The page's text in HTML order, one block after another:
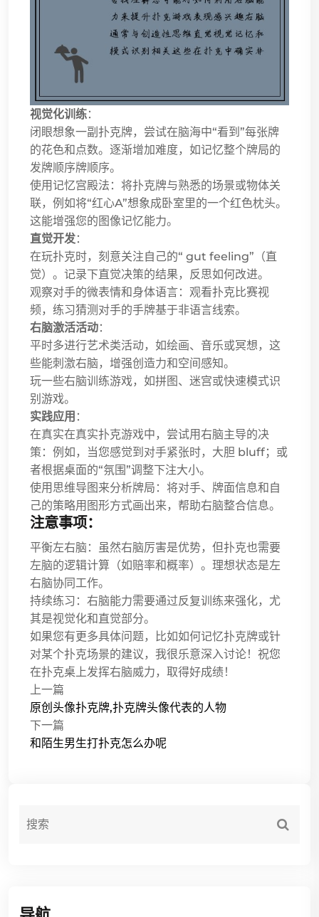
视觉化训练：
闭眼想象一副扑克牌，尝试在脑海中“看到”每张牌
的花色和点数。逐渐增加难度，如记忆整个牌局的
发牌顺序牌顺序。
使用记忆宫殿法：将扑克牌与熟悉的场景或物体关
联，例如将“红心A”想象成卧室里的一个红色枕头。
这能增强您的图像记忆能力。
直觉开发：
在玩扑克时，刻意关注自己的“ gut feeling”（直
觉）。记录下直觉决策的结果，反思如何改进。
观察对手的微表情和身体语言：观看扑克比赛视
频，练习猜测对手的手牌基于非语言线索。
右脑激活活动：
平时多进行艺术类活动，如绘画、音乐或冥想，这
些能刺激右脑，增强创造力和空间感知。
玩一些右脑训练游戏，如拼图、迷宫或快速模式识
别游戏。
实践应用 ：
在真实在真实扑克游戏中，尝试用右脑主导的决
策：例如，当您感觉到对手紧张时，大胆 bluff；或
者根据桌面的“氛围”调整下注大小。
使用思维导图来分析牌局：将对手、牌面信息和自
己的策略用图形方式画出来，帮助右脑整合信息。
注意事项：
平衡左右脑：虽然右脑厉害是优势，但扑克也需要
左脑的逻辑计算（如赔率和概率）。理想状态是左
右脑协同工作。
持续练习：右脑能力需要通过反复训练来强化，尤
其是视觉化和直觉部分。
如果您有更多具体问题，比如如何记忆扑克牌或针
对某个扑克场景的建议，我很乐意深入讨论！祝您
在扑克桌上发挥右脑威力，取得好成绩！
上一篇
原创头像扑克牌,扑克牌头像代表的人物
下一篇
和陌生男生打扑克怎么办呢